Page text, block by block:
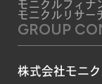
モニクルフィナ
モニクルリサー
GROUP
株式会社モニ